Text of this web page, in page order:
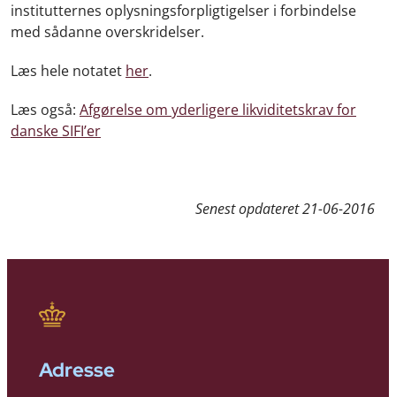
institutternes oplysningsforpligtigelser i forbindelse
med sådanne overskridelser.
Læs hele notatet her.
Læs også: Afgørelse om yderligere likviditetskrav for
danske SIFI’er
Senest opdateret21-06-2016
Adresse